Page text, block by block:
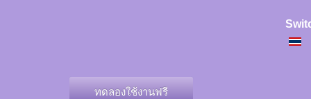
ทดลองใช้งานฟรี